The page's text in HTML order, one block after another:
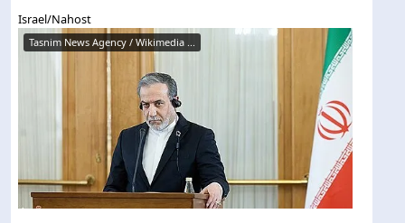
Israel/Nahost
Tasnim News Agency / Wikimedia ...